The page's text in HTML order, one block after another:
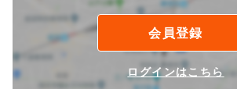
会員登録
ログインはこちら